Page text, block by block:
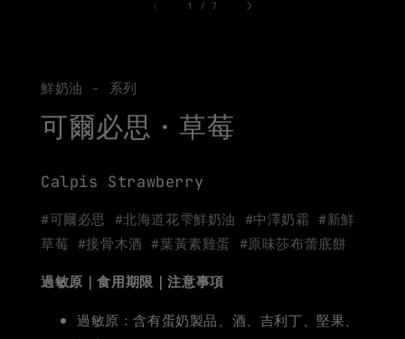
1 /7
鮮奶油 - 系列
可爾必思・草莓
Calpis Strawberry
#可爾必思 #北海道花雫鮮奶油 #中澤奶霜 #新鮮
草莓 #接骨木酒 #葉黃素雞蛋 #原味莎布蕾底餅
過敏原｜食用期限｜注意事項
過敏原：含有蛋奶製品、酒、吉利丁、堅果、